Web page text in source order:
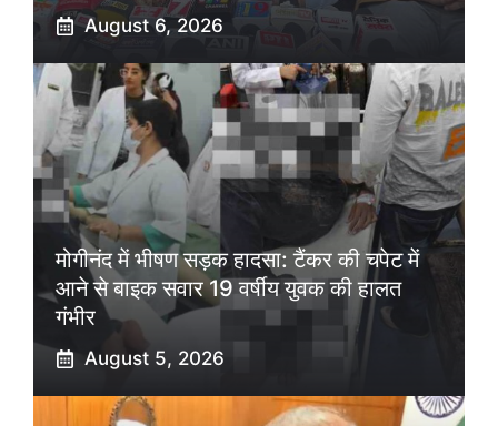
August 6, 2026
मोगीनंद में भीषण सड़क हादसा: टैंकर की चपेट में
आने से बाइक सवार 19 वर्षीय युवक की हालत
गंभीर
August 5, 2026